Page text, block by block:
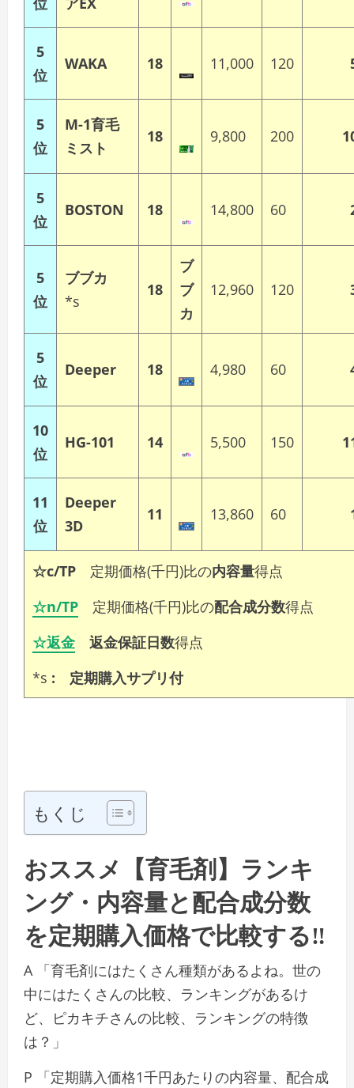
5
位
WAKA 18 11,000 120
5
位
M-1育毛
ミスト
18 9,800 200
5
位
BOSTON 18 14,800 60
5
位
ブブカ
*s
18
ブ
ブ
カ
12,960 120
5
位
Deeper 18 4,980 60
10
位
HG-101 14 5,500 150
11
位
Deeper
3D
11 13,860 60
☆c/TP 定期価格(千円)比の内容量得点
☆n/TP
定期価格(千円)比の配合成分数得点
☆返金返金保証日数得点
*s : 定期購入サプリ付
もくじ
おススメ【育毛剤】ランキ
ング・内容量と配合成分数
を定期購入価格で比較する‼
A 「育毛剤にはたくさん種類があるよね。世の
中にはたくさんの比較、ランキングがあるけ
ど、ピカキチさんの比較、ランキングの特徴
は？」
P 「定期購入価格1千円あたりの内容量、配合成